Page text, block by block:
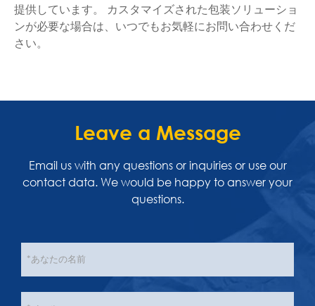
提供しています。 カスタマイズされた包装ソリューショ
ンが必要な場合は、いつでもお気軽にお問い合わせくだ
さい。
Leave a Message
Email us with any questions or inquiries or use our
contact data. We would be happy to answer your
questions.